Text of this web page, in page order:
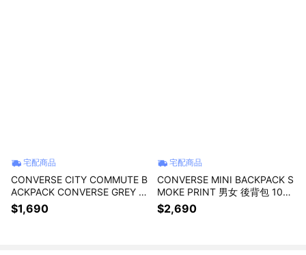
宅配商品
CONVERSE CITY COMMUTE B
ACKPACK CONVERSE GREY A
REA 男女 後背包 UA5858-GD9
$1,690
宅配商品
CONVERSE MINI BACKPACK S
MOKE PRINT 男女 後背包 1000
6387-A01
$2,690